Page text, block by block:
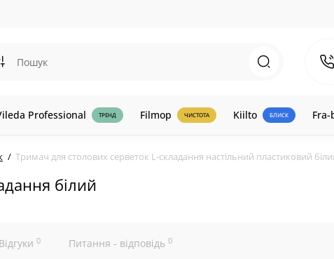
Professional ТРЕНД Filmop ЧИСТОТА Kiilto БЛИСК
Тримач для столових серветок L-складання настільний пластиковий
білий
Відгуки 0 Питання - відповідь 0